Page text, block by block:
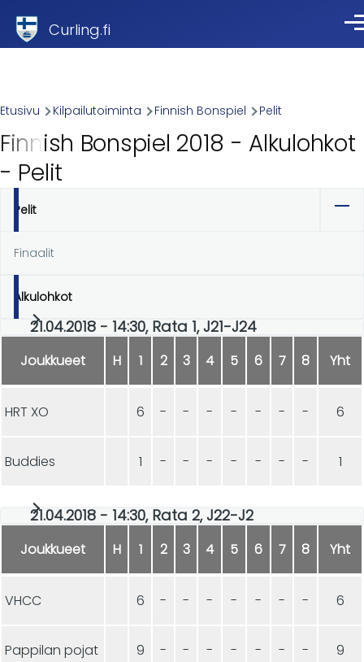
Curling.fi
Breadcrumb
Etusivu Kilpailutoiminta Finnish Bonspiel Pelit
Finnish Bonspiel 2018 - Alkulohkot
- Pelit
Ensisijaiset
välilehdet
Pelit
Finaalit
Alkulohkot
21.04.2018 - 14:30, Rata 1, J21-J24
Joukkueet H 1 2 3 4 5 6 7 8 Yht
HRT XO 6 - - - - - - - 6
Buddies 1 - - - - - - - 1
21.04.2018 - 14:30, Rata 2, J22-J2
Joukkueet H 1 2 3 4 5 6 7 8 Yht
VHCC 6 - - - - - - - 6
Pappilan pojat 9 - - - - - - - 9